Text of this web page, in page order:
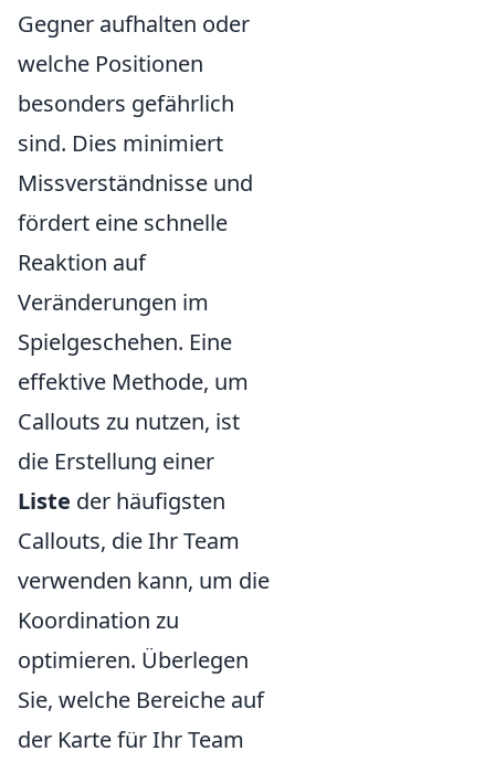
Gegner aufhalten oder
welche Positionen
besonders gefährlich
sind. Dies minimiert
Missverständnisse und
fördert eine schnelle
Reaktion auf
Veränderungen im
Spielgeschehen. Eine
effektive Methode, um
Callouts zu nutzen, ist
die Erstellung einer
Liste der häufigsten
Callouts, die Ihr Team
verwenden kann, um die
Koordination zu
optimieren. Überlegen
Sie, welche Bereiche auf
der Karte für Ihr Team